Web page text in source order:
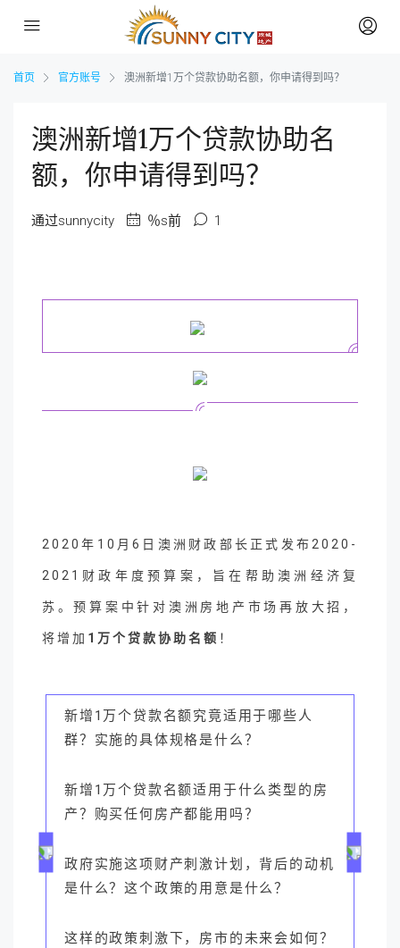
首页 官方账号 澳洲新增1万个贷款协助名额，你申请得到吗？
澳洲新增1万个贷款协助名
额，你申请得到吗？
通过sunnycity ％s前 1
2020年10月6日澳洲财政部长正式发布2020-
2021财政年度预算案，旨在帮助澳洲经济复
苏。预算案中针对澳洲房地产市场再放大招，
将增加 1万个贷款协助名额 ！
新增1万个贷款名额究竟适用于哪些人
群？实施的具体规格是什么？
新增1万个贷款名额适用于什么类型的房
产？购买任何房产都能用吗？
政府实施这项财产刺激计划，背后的动机
是什么？这个政策的用意是什么？
这样的政策刺激下，房市的未来会如何？